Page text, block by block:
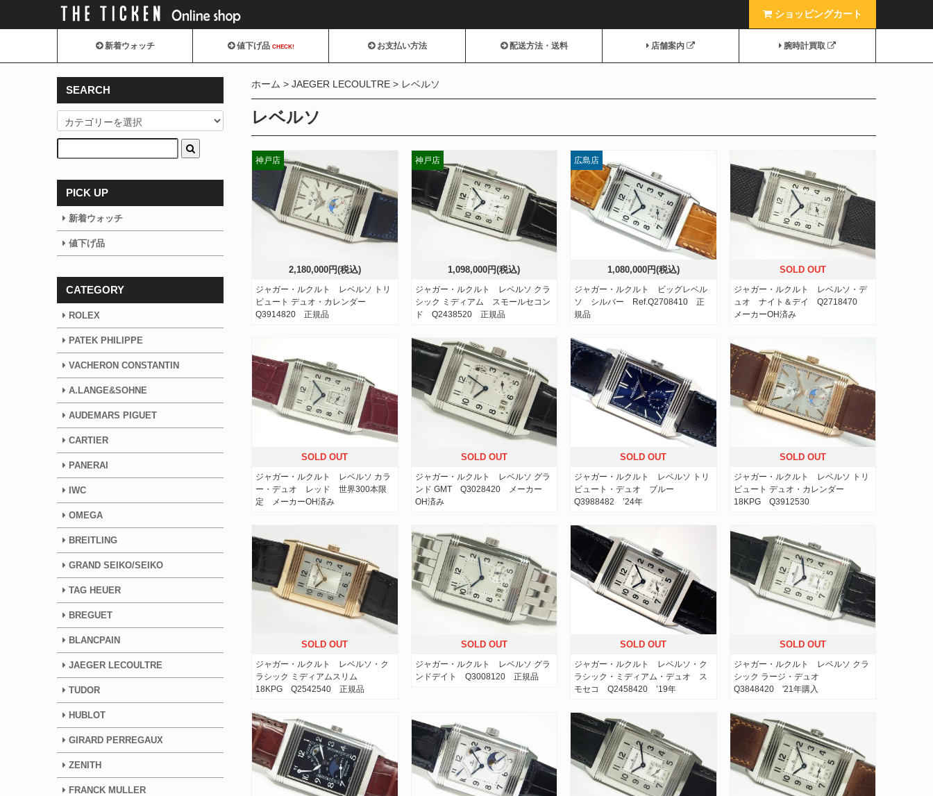
ショッピングカート
新着ウォッチ 値下げ品 CHECK! お支払い方法 配送方法・送料 店舗案内 腕時計買取
ホーム JAEGER LECOULTRE レベルソ
レベルソ
2,180,000円(税込)
ジャガー・ルクルト レベルソ トリ
ビュート デュオ・カレンダー
Q3914820 正規品
神戸店
1,098,000円(税込)
ジャガー・ルクルト レベルソ クラ
シック ミディアム スモールセコン
ド Q2438520 正規品
神戸店
1,080,000円(税込)
ジャガー・ルクルト ビッグレベル
ソ シルバー Ref.Q2708410 正
規品
広島店
SOLD OUT
ジャガー・ルクルト レベルソ・デ
ュオ ナイト＆デイ Q2718470
メーカーOH済み
SOLD OUT
ジャガー・ルクルト レベルソ カラ
ー・デュオ レッド 世界300本限
定 メーカーOH済み
SOLD OUT
ジャガー・ルクルト レベルソ グラ
ンド GMT Q3028420 メーカー
OH済み
SOLD OUT
ジャガー・ルクルト レベルソ トリ
ビュート・デュオ ブルー
Q3988482 ’24年
SOLD OUT
ジャガー・ルクルト レベルソ トリ
ビュート デュオ・カレンダー
18KPG Q3912530
SOLD OUT
ジャガー・ルクルト レベルソ・ク
ラシック ミディアムスリム
18KPG Q2542540 正規品
SOLD OUT
ジャガー・ルクルト レベルソ グラ
ンドデイト Q3008120 正規品
SOLD OUT
ジャガー・ルクルト レベルソ・ク
ラシック・ミディアム・デュオ ス
モセコ Q2458420 ’19年
SOLD OUT
ジャガー・ルクルト レベルソ クラ
シック ラージ・デュオ
Q3848420 '21年購入
SEARCH
PICK UP
新着ウォッチ
値下げ品
CATEGORY
ROLEX
PATEK PHILIPPE
VACHERON CONSTANTIN
A.LANGE&SOHNE
AUDEMARS PIGUET
CARTIER
PANERAI
IWC
OMEGA
BREITLING
GRAND SEIKO/SEIKO
TAG HEUER
BREGUET
BLANCPAIN
JAEGER LECOULTRE
TUDOR
HUBLOT
GIRARD PERREGAUX
ZENITH
FRANCK MULLER